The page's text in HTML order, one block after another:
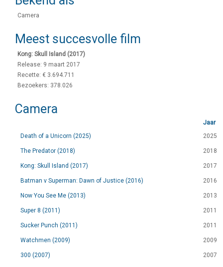
Camera
Meest succesvolle film
Kong: Skull Island (2017)
Release: 9 maart 2017
Recette: € 3.694.711
Bezoekers: 378.026
Camera
Jaar
Death of a Unicorn (2025)
2025
The Predator (2018) 2018
Kong: Skull Island (2017) 2017
Batman v Superman: Dawn of Justice (2016) 2016
Now You See Me (2013) 2013
Super 8 (2011) 2011
Sucker Punch (2011) 2011
Watchmen (2009) 2009
300 (2007) 2007